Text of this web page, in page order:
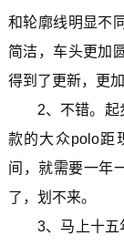
和轮廓线明显不
简洁，车头更加
得到了更新，更加
2、不错。起
款的大众polo距
间，就需要一年
了，划不来。
3、马上十五